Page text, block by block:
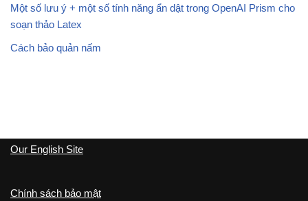
Một số lưu ý + một số tính năng ẩn dật trong OpenAI Prism cho
soạn thảo Latex
Cách bảo quản nấm
Our English Site
Chính sách bảo mật